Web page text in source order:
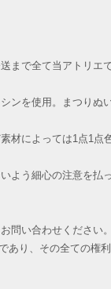
まで全て当アトリエ
ンを使用。まつりぬ
材によっては1点1点
よう細心の注意を払
問い合わせください
あり、その全ての権